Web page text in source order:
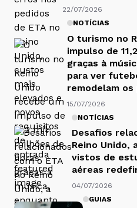
22/07/2026
NOTÍCIAS
O turismo no
impulso de
graças à
para ver
remodelam
15/07/2026
NOTÍCIAS
Desafios
Reino Unido,
vistos de
aéreas
04/07/2026
GUIAS